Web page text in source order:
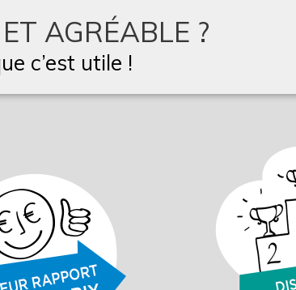
AGRÉABLE ?
c’est utile !